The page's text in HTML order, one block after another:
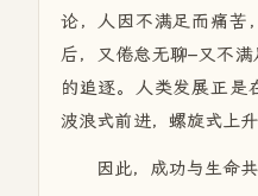
论，人因不满足而痛苦
后，又倦怠无聊–又不
的追逐。人类发展正是
波浪式前进，螺旋式上升
因此，成功与生命